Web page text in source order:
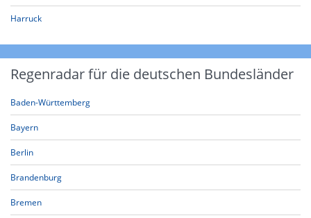
Harruck
Regenradar für die deutschen Bundesländer
Baden-Württemberg
Bayern
Berlin
Brandenburg
Bremen